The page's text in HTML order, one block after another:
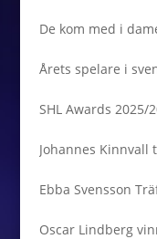
De kom med i
Årets spelare i
SHL Awards 2025/
Johannes Kinnvall
Ebba Svensson
Oscar Lindberg